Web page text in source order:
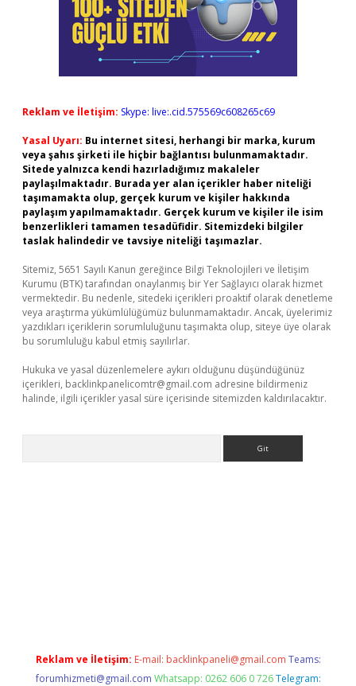
Reklam ve İletişim: Skype: live:.cid.575569c608265c69
Yasal Uyarı: Bu internet sitesi, herhangi bir marka, kurum
veya şahıs şirketi ile hiçbir bağlantısı bulunmamaktadır.
Sitede yalnızca kendi hazırladığımız makaleler
paylaşılmaktadır. Burada yer alan içerikler haber niteliği
taşımamakta olup, gerçek kurum ve kişiler hakkında
paylaşım yapılmamaktadır. Gerçek kurum ve kişiler ile isim
benzerlikleri tamamen tesadüfidir. Sitemizdeki bilgiler
taslak halindedir ve tavsiye niteliği taşımazlar.
Sitemiz, 5651 Sayılı Kanun gereğince Bilgi Teknolojileri ve İletişim
Kurumu (BTK) tarafından onaylanmış bir Yer Sağlayıcı olarak hizmet
vermektedir. Bu nedenle, sitedeki içerikleri proaktif olarak denetleme
veya araştırma yükümlülüğümüz bulunmamaktadır. Ancak, üyelerimiz
yazdıkları içeriklerin sorumluluğunu taşımakta olup, siteye üye olarak
bu sorumluluğu kabul etmiş sayılırlar.
Hukuka ve yasal düzenlemelere aykırı olduğunu düşündüğünüz
içerikleri, backlinkpanelicomtr@gmail.com adresine bildirmeniz
halinde, ilgili içerikler yasal süre içerisinde sitemizden kaldırılacaktır.
Reklam ve İletişim: E-mail: backlinkpaneli@gmail.com Teams:
forumhizmeti@gmail.com Whatsapp: 0262 606 0 726 Telegram: